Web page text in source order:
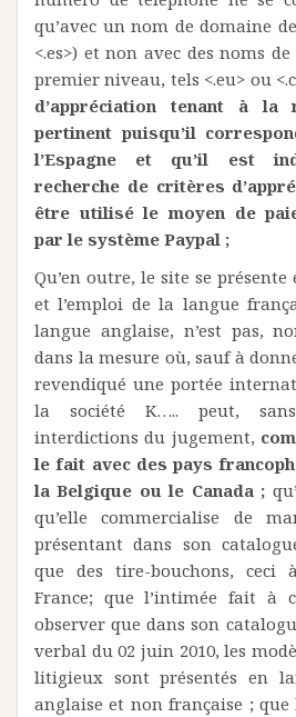
qu’avec un nom de domaine
<.es>) et non avec des noms
premier niveau, tels <.eu> ou
d’appréciation tenant à la
pertinent puisqu’il
l’Espagne et qu’il est
recherche de critères
être utilisé le moyen de
par le système Paypal ;
Qu’en outre, le site se
et l’emploi de la langue
langue anglaise, n’est pas,
dans la mesure où, sauf à
revendiqué une portée
la société K….. peut,
interdictions du jugement,
le fait avec des pays
la Belgique ou le Canada ;
qu’elle commercialise de
présentant dans son
que des tire-bouchons, ceci
France; que l’intimée fait à
observer que dans son
verbal du 02 juin 2010, les
litigieux sont présentés en
anglaise et non française ; que